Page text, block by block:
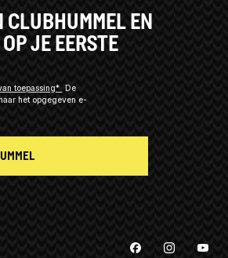
CLUBHUMMEL EN
JE EERSTE
toepassing*
De
het opgegeven e-